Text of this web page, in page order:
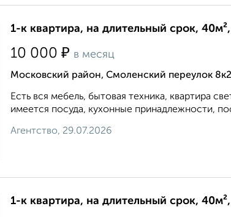
1-к квартира, на длительный срок,
10 000 ₽ в месяц
Московский район, Смоленский переулок 8к2
Есть вся мебель, бытовая техника, квартира
имеется посуда, кухонные принадлежности,
Агентство, 29.07.2026
1-к квартира, на длительный срок,